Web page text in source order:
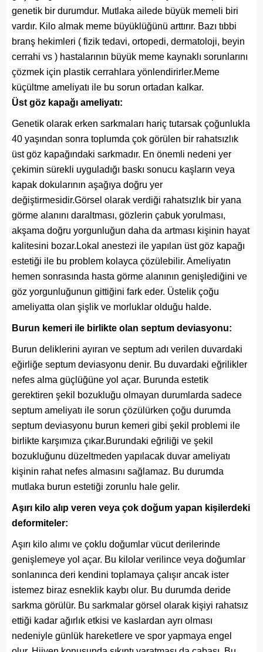
genetik bir durumdur. Mutlaka ailede büyük memeli biri
vardır. Kilo almak meme büyüklüğünü arttırır. Bazı tıbbi
branş hekimleri ( fizik tedavi, ortopedi, dermatoloji, beyin
cerrahi vs ) hastalarının büyük meme kaynaklı sorunlarını
çözmek için plastik cerrahlara yönlendirirler.Meme
küçültme ameliyatı ile bu sorun ortadan kalkar.
Üst göz kapağı ameliyatı:
Genetik olarak erken sarkmaları hariç tutarsak çoğunlukla
40 yaşından sonra toplumda çok görülen bir rahatsızlık
üst göz kapağındaki sarkmadır. En önemli nedeni yer
çekimin sürekli uyguladığı baskı sonucu kaşların veya
kapak dokularının aşağıya doğru yer
değiştirmesidir.Görsel olarak verdiği rahatsızlık bir yana
görme alanını daraltması, gözlerin çabuk yorulması,
akşama doğru yorgunluğun daha da artması kişinin hayat
kalitesini bozar.Lokal anestezi ile yapılan üst göz kapağı
estetiği ile bu problem kolayca çözülebilir. Ameliyatın
hemen sonrasında hasta görme alanının genişlediğini ve
göz yorgunluğunun gittiğini fark eder. Üstelik çoğu
ameliyatta olan şişlik ve morluklar olduğu halde.
Burun kemeri ile birlikte olan septum deviasyonu:
Burun deliklerini ayıran ve septum adı verilen duvardaki
eğirliğe septum deviasyonu denir. Bu duvardaki eğrilikler
nefes alma güçlüğüne yol açar. Burunda estetik
gerektiren şekil bozukluğu olmayan durumlarda sadece
septum ameliyatı ile sorun çözülürken çoğu durumda
septum deviasyonu burun kemeri gibi şekil problemi ile
birlikte karşımıza çıkar.Burundaki eğriliği ve şekil
bozukluğunu düzeltmeden yapılacak duvar ameliyatı
kişinin rahat nefes almasını sağlamaz. Bu durumda
mutlaka burun estetiği zorunlu hale gelir.
Aşırı kilo alıp veren veya çok doğum yapan kişilerdeki
deformiteler:
Aşırı kilo alımı ve çoklu doğumlar vücut derilerinde
genişlemeye yol açar. Bu kilolar verilince veya doğumlar
sonlanınca deri kendini toplamaya çalışır ancak ister
istemez biraz esneklik kaybı olur. Bu durumda deride
sarkma görülür. Bu sarkmalar görsel olarak kişiyi rahatsız
ettiği kadar ağırlık etkisi ve kaslardan ayrı olması
nedeniyle günlük hareketlere ve spor yapmaya engel